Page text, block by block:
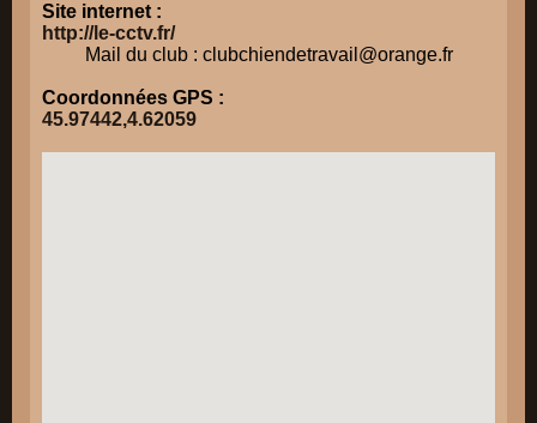
Site internet :
http://le-cctv.fr/
Mail du club : clubchiendetravail@orange.fr
Coordonnées GPS :
45.97442,4.62059